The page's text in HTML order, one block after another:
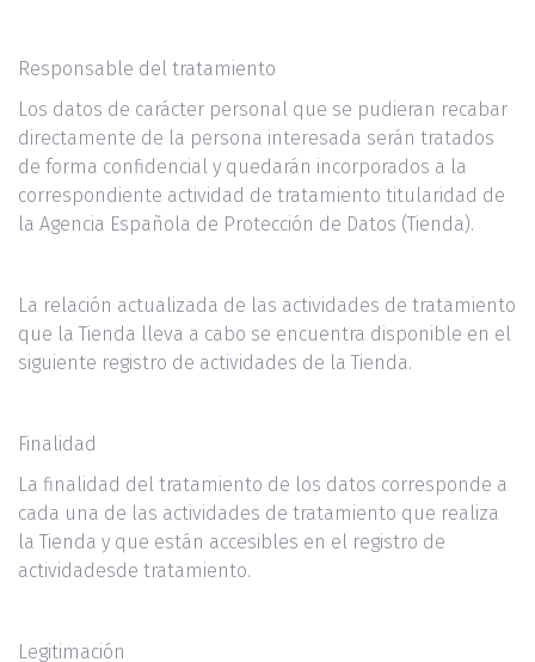
Responsable del tratamiento
Los datos de carácter personal que se pudieran recabar
directamente de la persona interesada serán tratados
de forma confidencial y quedarán incorporados a la
correspondiente actividad de tratamiento titularidad de
la Agencia Española de Protección de Datos (Tienda).
La relación actualizada de las actividades de tratamiento
que la Tienda lleva a cabo se encuentra disponible en el
siguiente registro de actividades de la Tienda.
Finalidad
La finalidad del tratamiento de los datos corresponde a
cada una de las actividades de tratamiento que realiza
la Tienda y que están accesibles en el registro de
actividadesde tratamiento.
Legitimación